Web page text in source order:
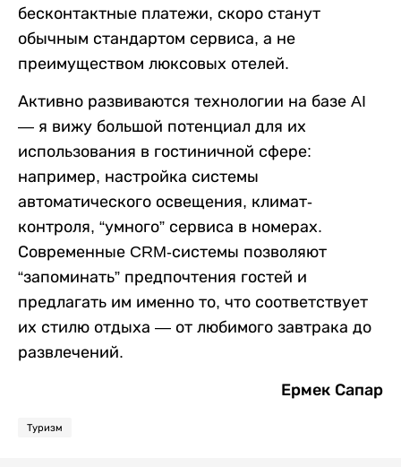
бесконтактные платежи, скоро станут
обычным стандартом сервиса, а не
преимуществом люксовых отелей.
Активно развиваются технологии на базе AI
— я вижу большой потенциал для их
использования в гостиничной сфере:
например, настройка системы
автоматического освещения, климат-
контроля, “умного” сервиса в номерах.
Современные CRM-системы позволяют
“запоминать” предпочтения гостей и
предлагать им именно то, что соответствует
их стилю отдыха — от любимого завтрака до
развлечений.
Ермек Сапар
Туризм